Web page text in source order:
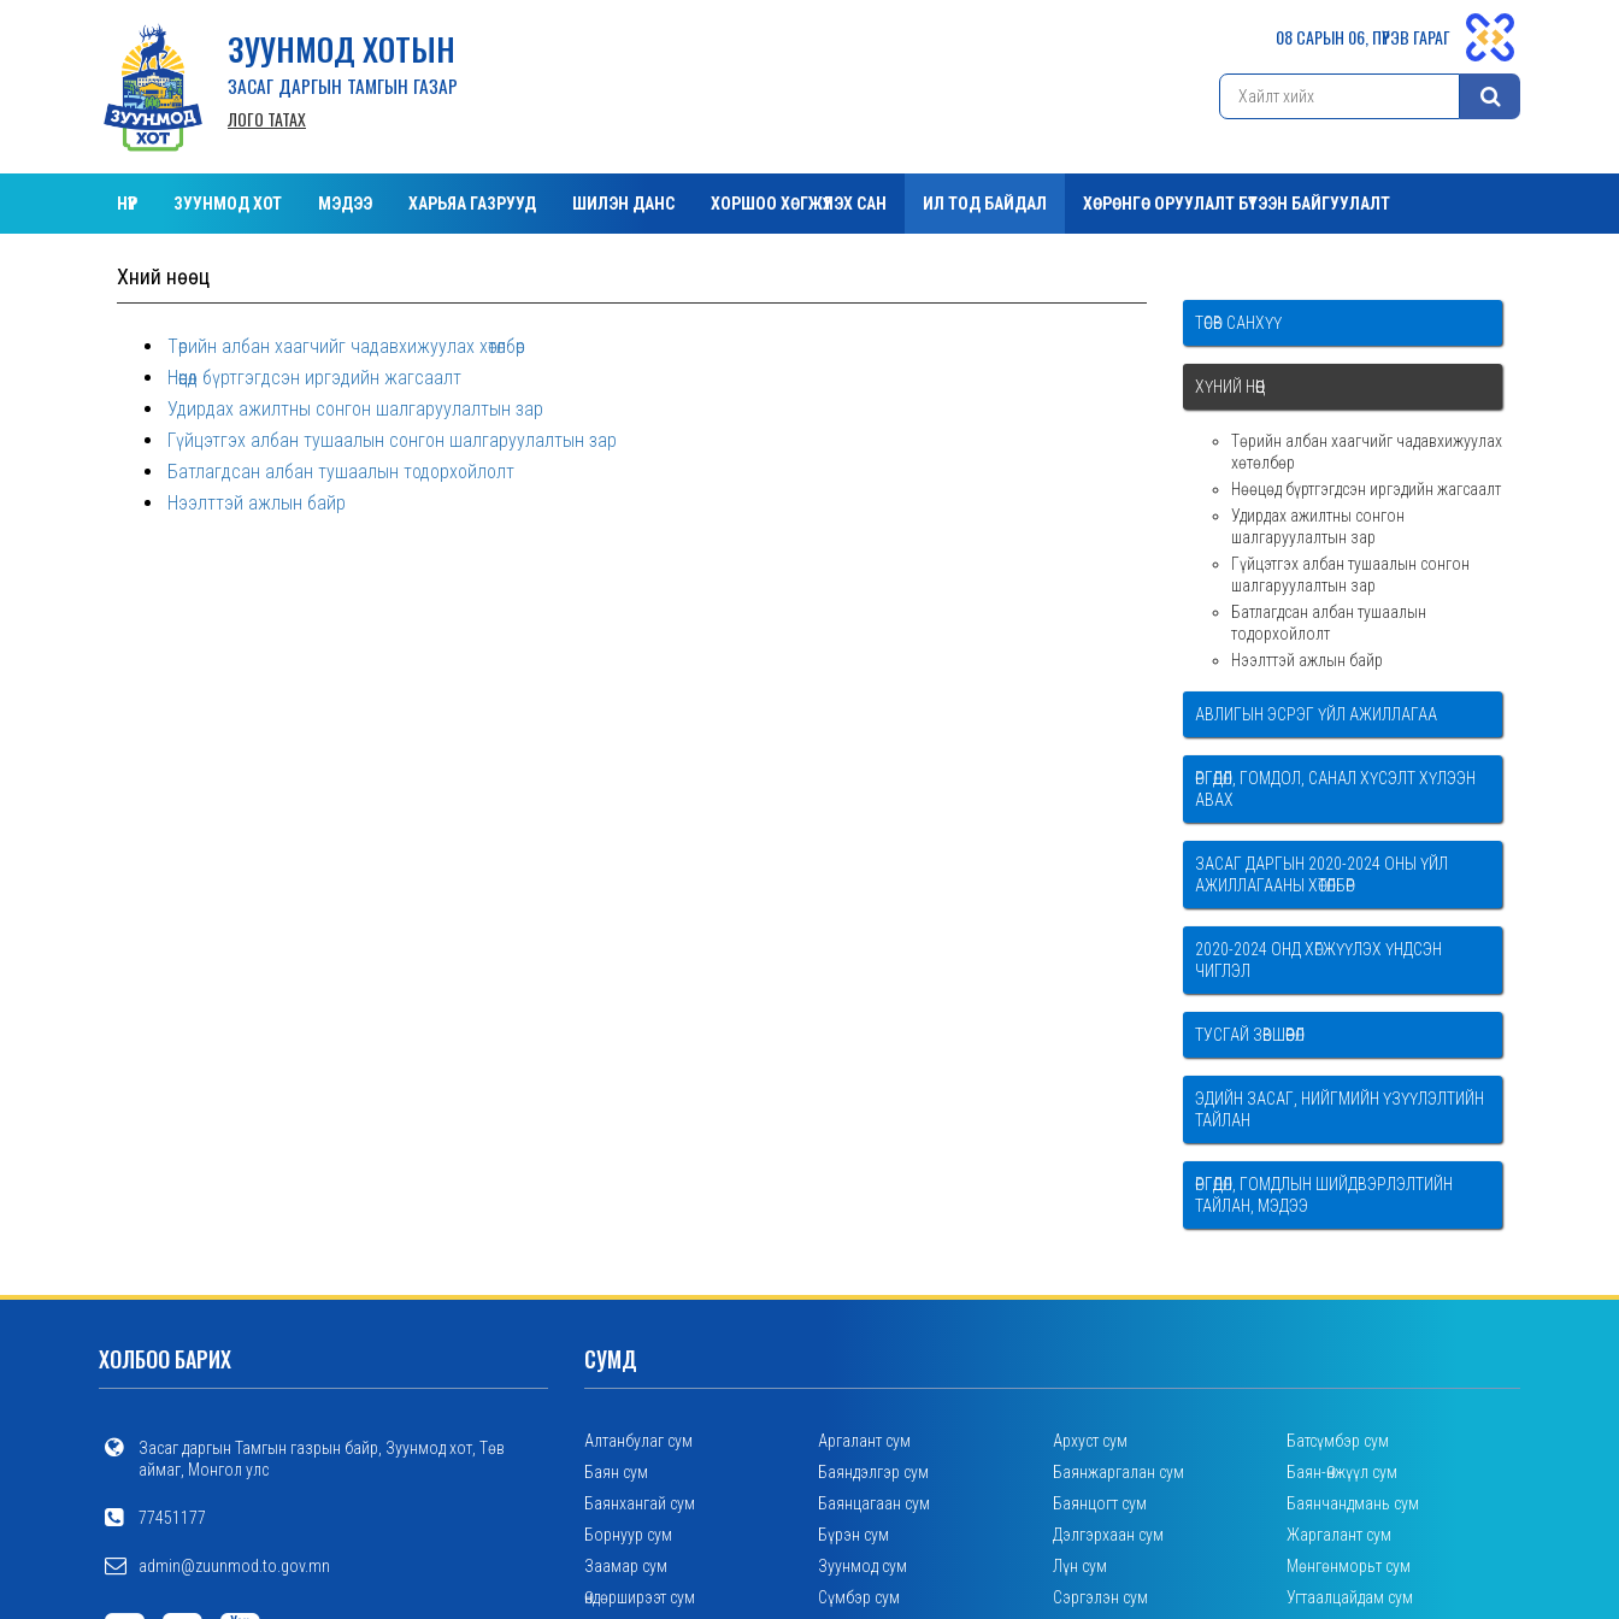
ЗУУНМОД ХОТЫН
ЗАСАГ ДАРГЫН ТАМГЫН ГАЗАР
ЛОГО ТАТАХ
08 САРЫН 06, ПҮРЭВ ГАРАГ
НҮҮР ЗУУНМОД ХОТ МЭДЭЭ ХАРЬЯА ГАЗРУУД ШИЛЭН ДАНС ХОРШОО ХӨГЖҮҮЛЭХ САН ИЛ ТОД БАЙДАЛ ХӨРӨНГӨ ОРУУЛАЛТ БҮТЭЭН БАЙГУУЛАЛТ
Хүний нөөц
Төрийн албан хаагчийг чадавхижуулах хөтөлбөр
Нөөцөд бүртгэгдсэн иргэдийн жагсаалт
Удирдах ажилтны сонгон шалгаруулалтын зар
Гүйцэтгэх албан тушаалын сонгон шалгаруулалтын зар
Батлагдсан албан тушаалын тодорхойлолт
Нээлттэй ажлын байр
ТӨСӨВ САНХҮҮ
ХҮНИЙ НӨӨЦ
Төрийн албан хаагчийг чадавхижуулах
хөтөлбөр
Нөөцөд бүртгэгдсэн иргэдийн жагсаалт
Удирдах ажилтны сонгон
шалгаруулалтын зар
Гүйцэтгэх албан тушаалын сонгон
шалгаруулалтын зар
Батлагдсан албан тушаалын
тодорхойлолт
Нээлттэй ажлын байр
АВЛИГЫН ЭСРЭГ ҮЙЛ АЖИЛЛАГАА
ӨРГӨДӨЛ, ГОМДОЛ, САНАЛ ХҮСЭЛТ ХҮЛЭЭН
АВАХ
ЗАСАГ ДАРГЫН 2020-2024 ОНЫ ҮЙЛ
АЖИЛЛАГААНЫ ХӨТӨЛБӨР
2020-2024 ОНД ХӨГЖҮҮЛЭХ ҮНДСЭН
ЧИГЛЭЛ
ТУСГАЙ ЗӨВШӨӨРӨЛ
ЭДИЙН ЗАСАГ, НИЙГМИЙН ҮЗҮҮЛЭЛТИЙН
ТАЙЛАН
ӨРГӨДӨЛ, ГОМДЛЫН ШИЙДВЭРЛЭЛТИЙН
ТАЙЛАН, МЭДЭЭ
ХОЛБОО БАРИХ
Засаг даргын Тамгын газрын байр, Зуунмод хот, Төв
аймаг, Монгол улс
77451177
admin@zuunmod.to.gov.mn
СУМД
Алтанбулаг сум Аргалант сум Архуст сум
Батсүмбэр сум
Баян сум
Баяндэлгэр сум Баянжаргалан сум
Баян-Өнжүүл сум
Баянхангай сум
Баянцагаан сум Баянцогт сум
Баянчандмань сум
Борнуур сум
Бүрэн сум Дэлгэрхаан сум
Жаргалант сум
Заамар сум
Зуунмод сум Лүн сум
Мөнгөнморьт сум
Өндөрширээт сум
Сүмбэр сум Сэргэлэн сум Угтаалцайдам сум